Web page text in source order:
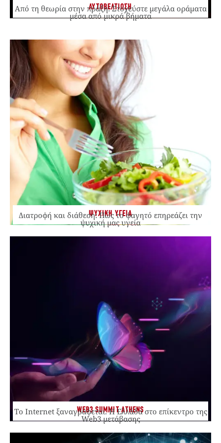
ΑΥΤΟΒΕΛΤΙΩΣΗ
Από τη θεωρία στην πράξη: Στοχεύστε μεγάλα οράματα
μέσα από μικρά βήματα
ΨΥΧΙΚΗ ΥΓΕΙΑ
Διατροφή και διάθεση: Πώς το φαγητό επηρεάζει την
ψυχική μας υγεία
WEB3 SUMMIT ATHENS
Το Internet ξαναγράφεται. Η Ελλάδα στο επίκεντρο της
Web3 μετάβασης